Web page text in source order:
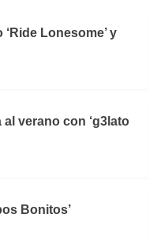
Lonesome’ y
verano con ‘g3lato
Bonitos’